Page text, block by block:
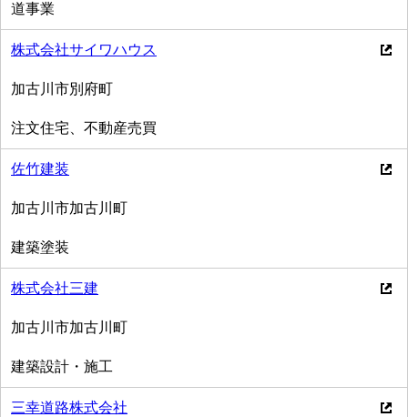
道事業
株式会社サイワハウス
加古川市別府町
注文住宅、不動産売買
佐竹建装
加古川市加古川町
建築塗装
株式会社三建
加古川市加古川町
建築設計・施工
三幸道路株式会社